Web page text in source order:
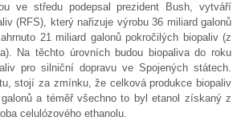
ve středu podepsal prezident Bush, vytváří
(RFS), který nařizuje výrobu 36 miliard galonů
21 miliard galonů pokročilých biopaliv (z
Na těchto úrovních budou biopaliva do roku
pro silniční dopravu ve Spojených státech.
stojí za zmínku, že celková produkce biopaliv
a téměř všechno to byl etanol získaný z
celulózového ethanolu.